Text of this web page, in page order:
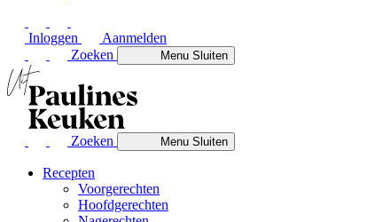
Inloggen
Aanmelden
Zoeken
MenuSluiten
Zoeken MenuSluiten
Recepten
Voorgerechten
Hoofdgerechten